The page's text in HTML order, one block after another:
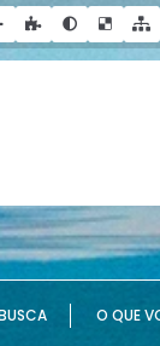
VOCÊ PROCURA?